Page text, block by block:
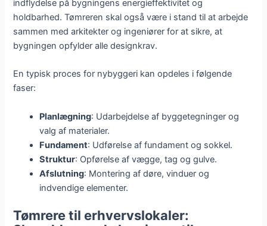
indflydelse på bygningens energieffektivitet og
holdbarhed. Tømreren skal også være i stand til at arbejde
sammen med arkitekter og ingeniører for at sikre, at
bygningen opfylder alle designkrav.
En typisk proces for nybyggeri kan opdeles i følgende
faser:
Planlægning: Udarbejdelse af byggetegninger og
valg af materialer.
Fundament: Udførelse af fundament og sokkel.
Struktur: Opførelse af vægge, tag og gulve.
Afslutning: Montering af døre, vinduer og
indvendige elementer.
Tømrere til erhvervslokaler: